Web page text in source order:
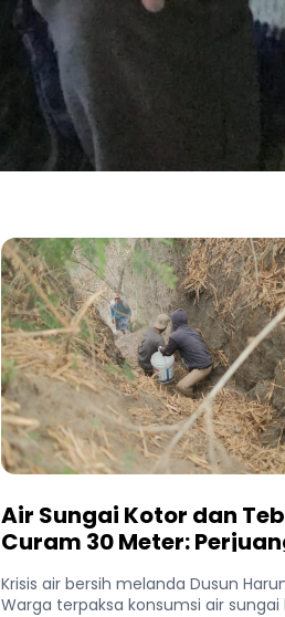
Air Sungai Kotor dan
Curam 30 Meter:
Setetes Air Bersih
Krisis air bersih melanda Dusun
Warga terpaksa konsumsi air sungai